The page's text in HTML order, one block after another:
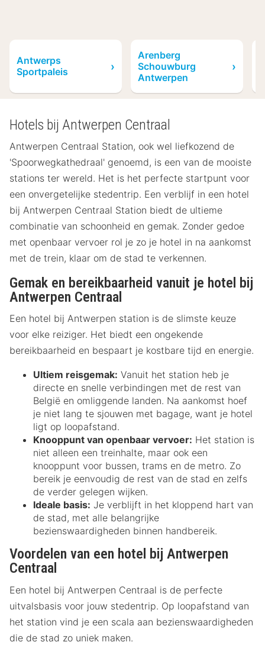
Antwerps
Sportpaleis
Arenberg
Schouwburg
Antwerpen
Hotels bij Antwerpen Centraal
Antwerpen Centraal Station, ook wel liefkozend de
'Spoorwegkathedraal' genoemd, is een van de mooiste
stations ter wereld. Het is het perfecte startpunt voor
een onvergetelijke stedentrip. Een verblijf in een hotel
bij Antwerpen Centraal Station biedt de ultieme
combinatie van schoonheid en gemak. Zonder gedoe
met openbaar vervoer rol je zo je hotel in na aankomst
met de trein, klaar om de stad te verkennen.
Gemak en bereikbaarheid vanuit je hotel bij
Antwerpen Centraal
Een hotel bij Antwerpen station is de slimste keuze
voor elke reiziger. Het biedt een ongekende
bereikbaarheid en bespaart je kostbare tijd en energie.
Ultiem reisgemak: Vanuit het station heb je
directe en snelle verbindingen met de rest van
België en omliggende landen. Na aankomst hoef
je niet lang te sjouwen met bagage, want je hotel
ligt op loopafstand.
Knooppunt van openbaar vervoer: Het station is
niet alleen een treinhalte, maar ook een
knooppunt voor bussen, trams en de metro. Zo
bereik je eenvoudig de rest van de stad en zelfs
de verder gelegen wijken.
Ideale basis: Je verblijft in het kloppend hart van
de stad, met alle belangrijke
bezienswaardigheden binnen handbereik.
Voordelen van een hotel bij Antwerpen
Centraal
Een hotel bij Antwerpen Centraal is de perfecte
uitvalsbasis voor jouw stedentrip. Op loopafstand van
het station vind je een scala aan bezienswaardigheden
die de stad zo uniek maken.